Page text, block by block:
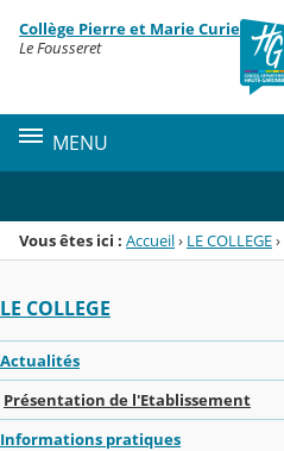
Menu de la rubrique
Contenu
Collège Pierre et Marie Curie
Le Fousseret
MENU
Vous êtes ici : Accueil› LE COLLEGE›
LE COLLEGE
Actualités
Présentation de l'Etablissement
Informations pratiques